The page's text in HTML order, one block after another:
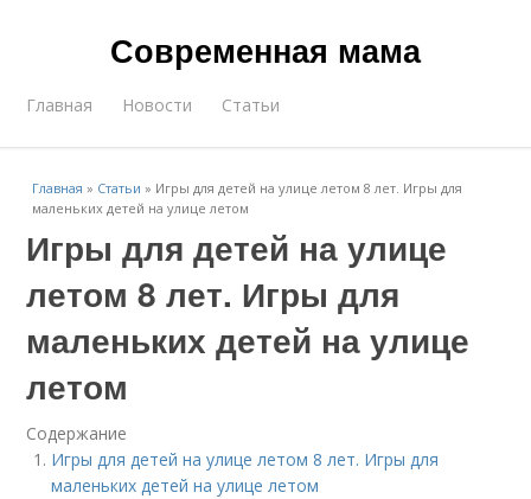
Современная мама
Главная Новости Статьи
Главная » Статьи » Игры для детей на улице летом 8 лет. Игры для
маленьких детей на улице летом
Игры для детей на улице
летом 8 лет. Игры для
маленьких детей на улице
летом
Содержание
Игры для детей на улице летом 8 лет. Игры для
маленьких детей на улице летом